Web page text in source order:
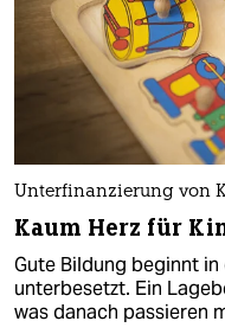
Unterfinanzierung von
Kaum Herz für
Gute Bildung beginnt
unterbesetzt. Ein
was danach passieren